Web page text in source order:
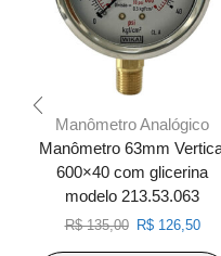
Manômetro Analógico
Manômetro 63mm
600×40 com glicerina
modelo 213.53.063
R$135,00 OR$126,50O